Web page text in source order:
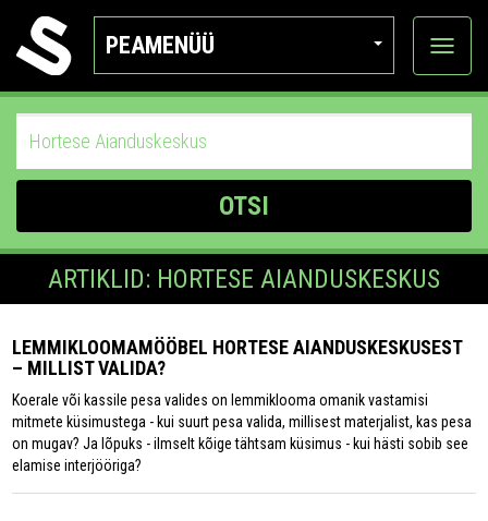
PEAMENÜÜ
Ava
OTSI
ARTIKLID: HORTESE AIANDUSKESKUS
LEMMIKLOOMAMÖÖBEL HORTESE AIANDUSKESKUSEST
– MILLIST VALIDA?
Koerale või kassile pesa valides on lemmiklooma omanik vastamisi
mitmete küsimustega - kui suurt pesa valida, millisest materjalist, kas pesa
on mugav? Ja lõpuks - ilmselt kõige tähtsam küsimus - kui hästi sobib see
elamise interjööriga?